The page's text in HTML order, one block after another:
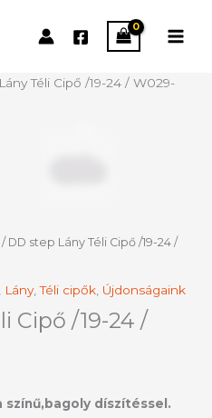
Téli Cipő /19-24 / W029-
/ DD step Lány Téli Cipő /19-24 /
Lány,Téli cipők Újdonságaink
Cipő /19-24 /
színű,bagoly díszítéssel.